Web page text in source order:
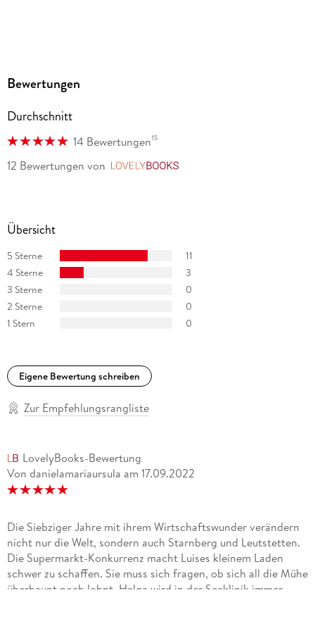
Bewertungen
Durchschnitt
14 Bewertungen15
12 Bewertungen von
Übersicht
5 Sterne
11
4 Sterne
3
3 Sterne
0
2 Sterne
0
1 Stern
0
Eigene Bewertung schreiben
Zur Empfehlungsrangliste
LovelyBooks-Bewertung
Von danielamariaursula am 17.09.2022
Die Siebziger Jahre mit ihrem Wirtschaftswunder verändern
nicht nur die Welt, sondern auch Starnberg und Leutstetten.
Die Supermarkt-Konkurrenz macht Luises kleinem Laden
schwer zu schaffen. Sie muss sich fragen, ob sich all die Mühe
überhaupt noch lohnt. Helga wird in der Seeklinik immer